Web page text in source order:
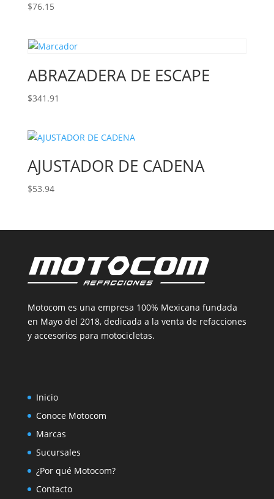
$76.15
ABRAZADERA DE ESCAPE
$341.91
AJUSTADOR DE CADENA
$53.94
Motocom es una empresa 100% Mexicana fundada
en Mayo del 2018, dedicada a la venta de refacciones
y accesorios para motocicletas.
Inicio
Conoce Motocom
Marcas
Sucursales
¿Por qué Motocom?
Contacto